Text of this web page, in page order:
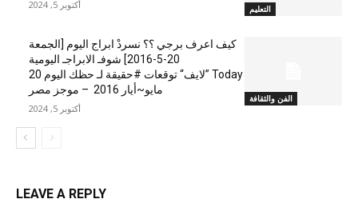
التعليم أكتوبر 5, 2024
الفن والثقافة
كيف اعرف برجي ؟؟ نسردْ ابراج اليوم [الجمعة
20-5-2016] شوفـ الابراجـ اليومية
Today ”لايف“ توقعات #حقيقة لـ حظك اليوم 20
مايو~أيار 2016 – موجز مصر
أكتوبر 5, 2024
LEAVE A REPLY